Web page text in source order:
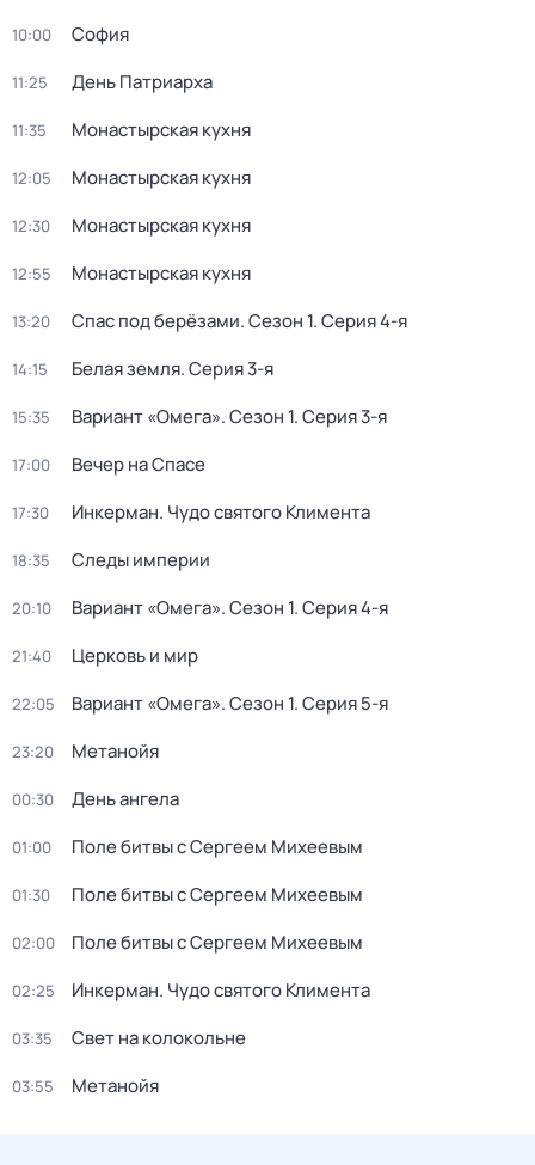
10:00 София
11:25 День Патриарха
11:35 Монастырская кухня
12:05 Монастырская кухня
12:30 Монастырская кухня
12:55 Монастырская кухня
13:20 Спас под берёзами. Сезон 1. Серия 4-я
14:15 Белая земля. Серия 3-я
15:35 Вариант «Омега». Сезон 1. Серия 3-я
17:00 Вечер на Спасе
17:30 Инкерман. Чудо святого Климента
18:35 Следы империи
20:10 Вариант «Омега». Сезон 1. Серия 4-я
21:40 Церковь и мир
22:05 Вариант «Омега». Сезон 1. Серия 5-я
23:20 Метанойя
00:30 День ангела
01:00 Поле битвы с Сергеем Михеевым
01:30 Поле битвы с Сергеем Михеевым
02:00 Поле битвы с Сергеем Михеевым
02:25 Инкерман. Чудо святого Климента
03:35 Свет на колокольне
03:55 Метанойя